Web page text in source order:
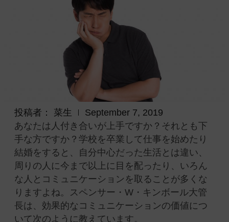
投稿者： 菜生
September 7, 2019
あなたは人付き合いが上手ですか？それとも下
手な方ですか？学校を卒業して仕事を始めたり
結婚をすると、自分中心だった生活とは違い、
周りの人に今まで以上に目を配ったり、いろん
な人とコミュニケーションを取ることが多くな
りますよね。
スペンサー・W・キンボール大管
長は、効果的なコミュニケーションの価値につ
いて次のように教えています。